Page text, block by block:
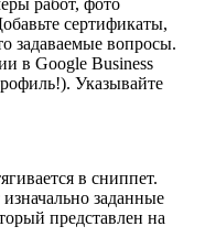
сертификаты,
задаваемые вопросы.
в Google Business
Указывайте
в сниппет.
заданные
представлен на